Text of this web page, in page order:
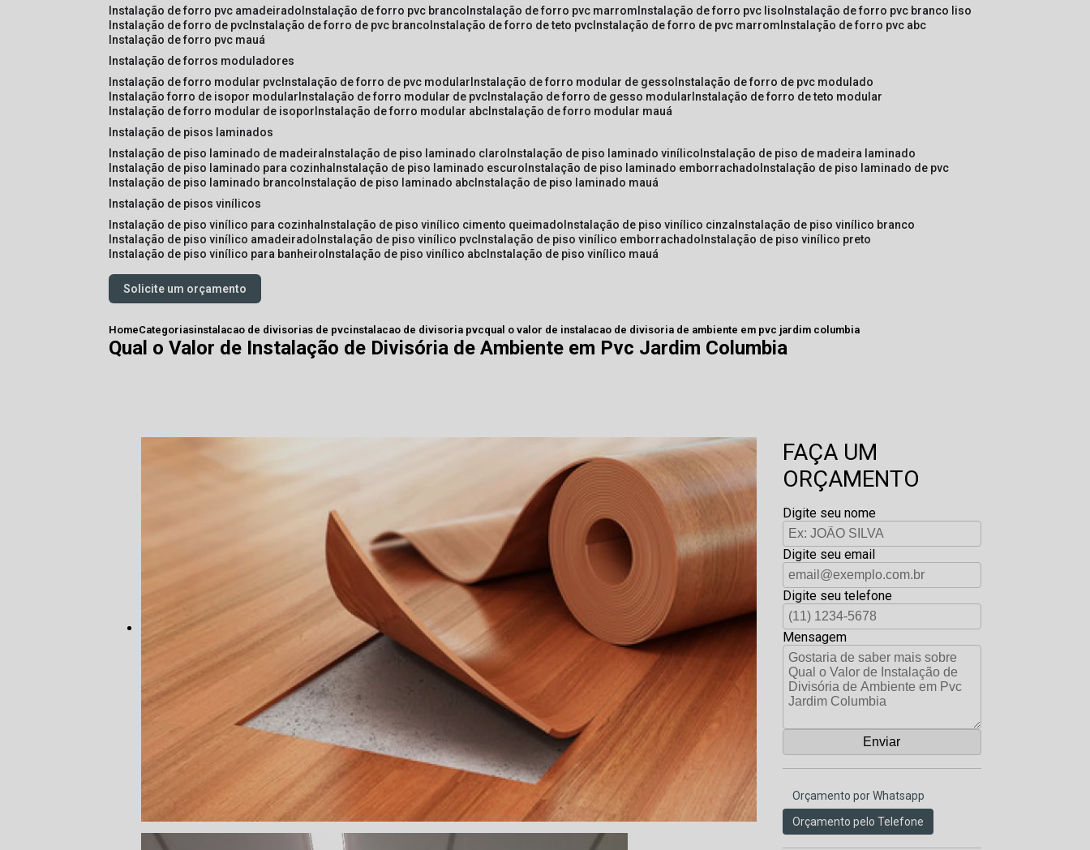
instalação de forro pvc amadeirado instalação de forro pvc branco instalação de forro pvc marrom instalação de forro pvc liso instalação de forro pvc branco liso
instalação de forro de pvc instalação de forro de pvc branco instalação de forro de teto pvc instalação de forro de pvc marrom instalação de forro pvc abc
instalação de forro pvc mauá
instalação de forros moduladores
instalação de forro modular pvc instalação de forro de pvc modular instalação de forro modular de gesso instalação de forro de pvc modulado
instalação forro de isopor modular instalação de forro modular de pvc instalação de forro de gesso modular instalação de forro de teto modular
instalação de forro modular de isopor instalação de forro modular abc instalação de forro modular mauá
instalação de pisos laminados
instalação de piso laminado de madeira instalação de piso laminado claro instalação de piso laminado vinílico instalação de piso de madeira laminado
instalação de piso laminado para cozinha instalação de piso laminado escuro instalação de piso laminado emborrachado instalação de piso laminado de pvc
instalação de piso laminado branco instalação de piso laminado abc instalação de piso laminado mauá
instalação de pisos vinílicos
instalação de piso vinílico para cozinha instalação de piso vinílico cimento queimado instalação de piso vinílico cinza instalação de piso vinílico branco
instalação de piso vinílico amadeirado instalação de piso vinílico pvc instalação de piso vinílico emborrachado instalação de piso vinílico preto
instalação de piso vinílico para banheiro instalação de piso vinílico abc instalação de piso vinílico mauá
Solicite um orçamento
HomeCategoriasinstalacao de divisorias de pvcinstalacao de divisoria pvcqual o valor de instalacao de divisoria de ambiente em pvc jardim columbia
Qual o Valor de Instalação de Divisória de Ambiente em Pvc Jardim Columbia
FAÇA UM
ORÇAMENTO
Digite seu nome
Digite seu email
Digite seu telefone
Mensagem
Orçamento por Whatsapp
Orçamento pelo Telefone